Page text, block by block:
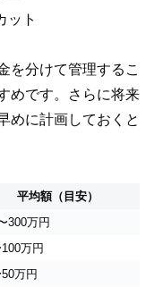
ット
を分けて管理するこ
めです。さらに将来
めに計画しておくと
平均額（目安）
300万円
万円
万円